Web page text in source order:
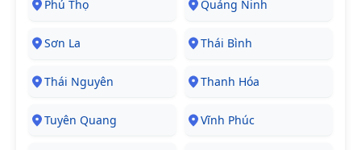
Phú Thọ Quảng Ninh
Sơn La Thái Bình
Thái Nguyên Thanh Hóa
Tuyên Quang Vĩnh Phúc